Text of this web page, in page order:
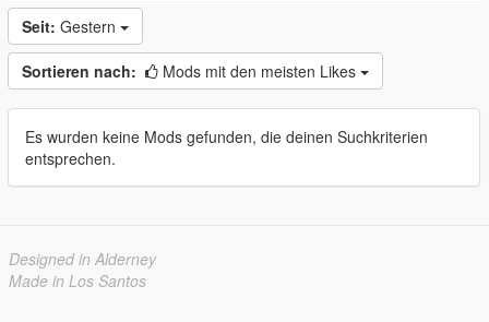
Seit: Gestern
Sortieren nach: Mods mit den meisten Likes
Es wurden keine Mods gefunden, die deinen Suchkriterien
entsprechen.
Designed in Alderney
Made in Los Santos